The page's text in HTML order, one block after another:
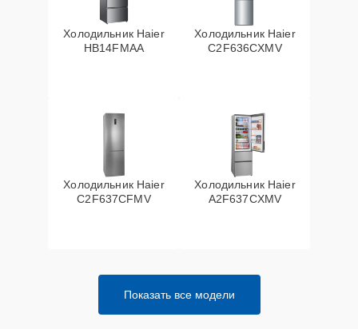
Холодильник Haier
HB14FMAA
Холодильник Haier
C2F636CXMV
Холодильник Haier
C2F637CFMV
Холодильник Haier
A2F637CXMV
Показать все модели